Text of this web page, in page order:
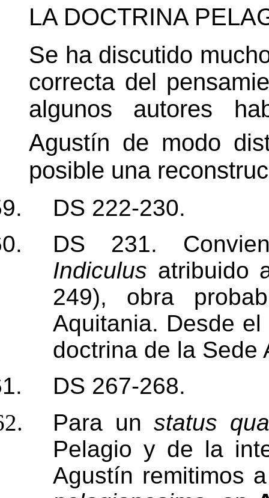
LA DOCTRINA
Se ha discutido
correcta del
algunos autores
Agustín de modo
posible una
DS 222-230.
DS 231.
Indiculus atribuido
249), obra
Aquitania. Desde
doctrina de la Sede
DS 267-268.
Para unstatus
Pelagio y de la
Agustín remitimos